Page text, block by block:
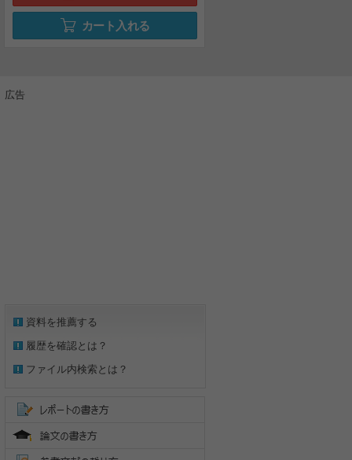
カート入れる
広告
資料を推薦する
履歴を確認とは？
ファイル内検索とは？